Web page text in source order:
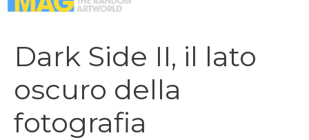
Dark Side II, il lato
oscuro della
fotografia